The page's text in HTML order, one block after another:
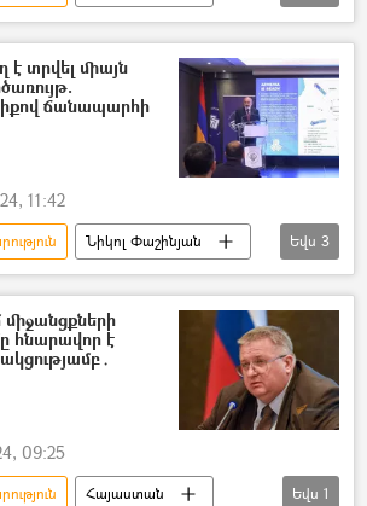
Անի Բադալյան
գերի
Ռուսաստան
տրվել միայն
ճանապարհի
11:42
Նիկոլ Փաշինյան
Եվս 3
հնարավոր է
09:25
Հայաստան
Եվս 1